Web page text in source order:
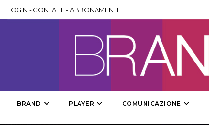
LOGIN - CONTATTI -ABBONAMENTI
BRAND PLAYER COMUNICAZIONE